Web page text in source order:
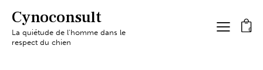
Cynoconsult
La quiétude de l'homme dans le
respect du chien
0